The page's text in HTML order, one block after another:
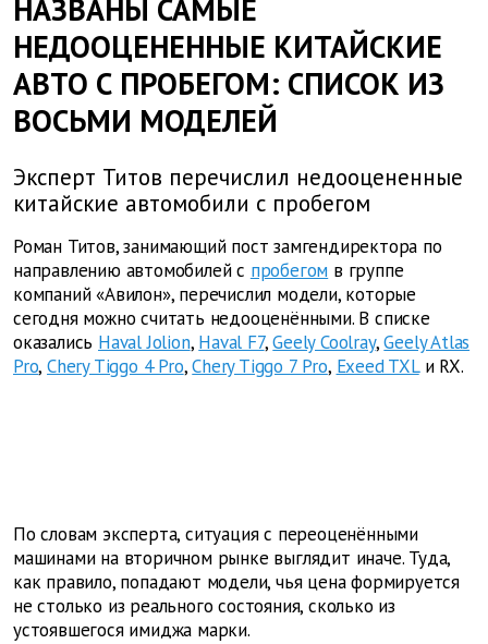
НАЗВАНЫ САМЫЕ
НЕДООЦЕНЕННЫЕ КИТАЙСКИЕ
АВТО С ПРОБЕГОМ: СПИСОК ИЗ
ВОСЬМИ МОДЕЛЕЙ
Эксперт Титов перечислил недооцененные
китайские автомобили с пробегом
Роман Титов, занимающий пост замгендиректора по
направлению автомобилей с пробегом в группе
компаний «Авилон», перечислил модели, которые
сегодня можно считать недооценёнными. В списке
оказались Haval Jolion, Haval F7, Geely Coolray, Geely Atlas
Pro, Chery Tiggo 4 Pro, Chery Tiggo 7 Pro, Exeed TXLи RX.
По словам эксперта, ситуация с переоценёнными
машинами на вторичном рынке выглядит иначе. Туда,
как правило, попадают модели, чья цена формируется
не столько из реального состояния, сколько из
устоявшегося имиджа марки.